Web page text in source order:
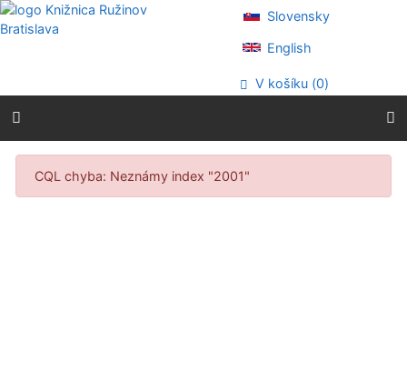
Prejsť na obsah
Prejsť na menu
Prehlásenie o webovej prístupnosti
Slovensky
English
V košíku (0)
Výsledky vyhľadávania
CQL chyba: Neznámy index "2001"